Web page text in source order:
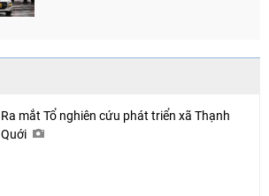
Ra mắt Tổ nghiên cứu phát triển xã Thạnh
Quới